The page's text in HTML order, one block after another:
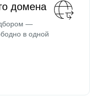
домена
—
в одной